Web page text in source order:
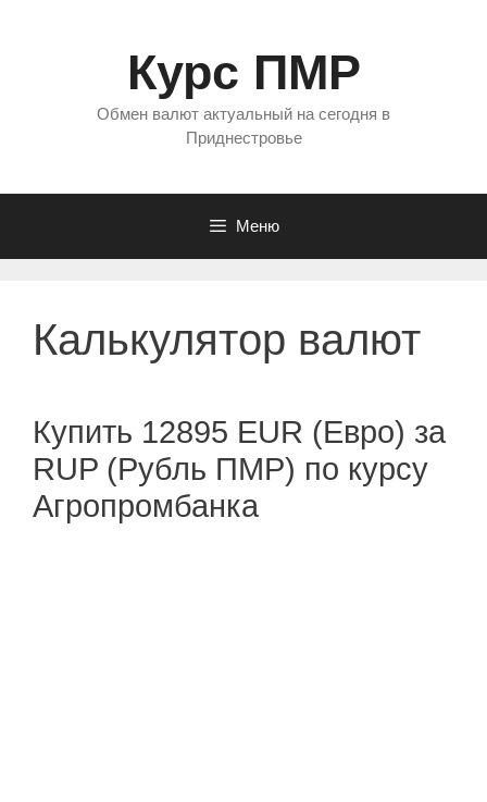
Курс ПМР
Обмен валют актуальный на сегодня в
Приднестровье
Меню
Калькулятор валют
Купить 12895 EUR (Евро) за
RUP (Рубль ПМР) по курсу
Агропромбанка